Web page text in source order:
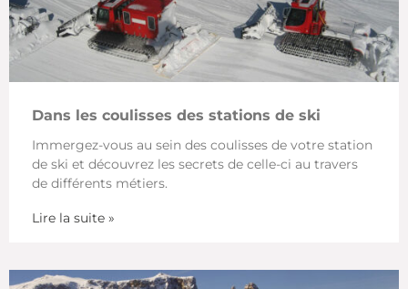
Dans les coulisses des stations de ski
Immergez-vous au sein des coulisses de votre station
de ski et découvrez les secrets de celle-ci au travers
de différents métiers.
Lire la suite »